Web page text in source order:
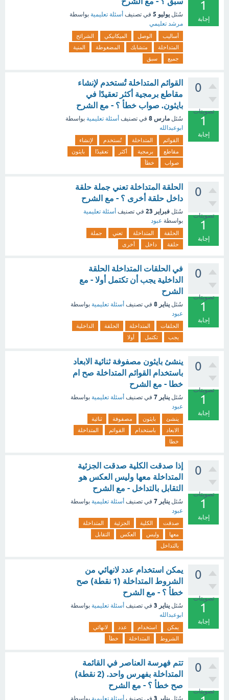
1
إجابة
سُئل يوليو 5 في تصنيف أسئلة تعليمية بواسطة
مرشد تعليمي
أساليب الوصل الميكانيكي
الشرائح
المتداخلة
متشابك المضغوطة
المنية
جميع
سبق
0
تصويتات
1
إجابة
القوائم المتداخلة تُستخدم لإنشاء
مقاطع برمجية أكثر تعقيدًا في
بايثون. صواب خطأ ؟ - مع الشرح
سُئل مارس 8 في تصنيف أسئلة تعليمية بواسطة
ابوعبدالله
القوائم المتداخلة تُستخدم
لإنشاء
مقاطع
برمجية أكثر تعقيدًا
بايثون
صواب
خطأ
0
تصويتات
1
إجابة
الحلقة المتداخلة تعني جملة حلقة
داخل حلقة أخرى ؟ - مع الشرح
سُئل فبراير 23 في تصنيف أسئلة تعليمية
بواسطة عبود
الحلقة المتداخلة تعني
جملة
حلقة
داخل أخرى
0
تصويتات
1
إجابة
في الحلقات المتداخلة الحلقة
الداخلية يجب أن تكتمل أولا - مع
الشرح
سُئل يناير 8 في تصنيف أسئلة تعليمية بواسطة
عبود
الحلقات المتداخلة الحلقة
الداخلية
يجب
تكتمل أولا
0
تصويتات
1
إجابة
ينشئ بايثون مصفوفة ثنائية الابعاد
باستخدام القوائم المتداخلة صح ام
خطا - مع الشرح
سُئل يناير 7 في تصنيف أسئلة تعليمية بواسطة
عبود
ينشئ بايثون مصفوفة
ثنائية
الابعاد
باستخدام القوائم
المتداخلة
خطا
0
تصويتات
1
إجابة
إذا صدقت الكلية صدقت الجزئية
المتداخلة معها وليس العكس هو
التقابل بالتداخل - مع الشرح
سُئل يناير 7 في تصنيف أسئلة تعليمية بواسطة
عبود
صدقت الكلية الجزئية
المتداخلة
معها
وليس العكس
التقابل
بالتداخل
0
تصويتات
1
إجابة
يمكن استخدام عدد لانهائي من
الشروط المتداخلة (1 نقطة) صح
خطأ ؟ - مع الشرح
سُئل يناير 3 في تصنيف أسئلة تعليمية بواسطة
ابوعبدالله
يمكن استخدام عدد
لانهائي
الشروط
المتداخلة خطأ
0
تصويتات
تتم فهرسة العناصر في القائمة
المتداخلة بفهرس واحد. (2 نقطة)
صح خطأ ؟ - مع الشرح
سُئل يناير 3 في تصنيف أسئلة تعليمية بواسطة